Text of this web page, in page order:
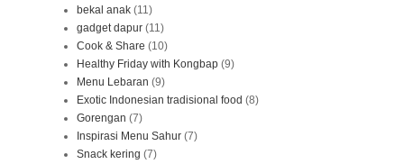
bekal anak (11)
gadget dapur (11)
Cook & Share (10)
Healthy Friday with Kongbap (9)
Menu Lebaran (9)
Exotic Indonesian tradisional food (8)
Gorengan (7)
Inspirasi Menu Sahur (7)
Snack kering (7)